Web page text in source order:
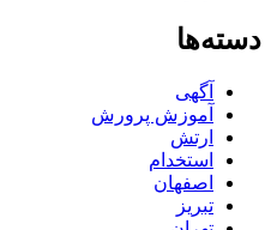
دسته‌ها
آگهی
آموزش پرورش
ارتش
استخدام
اصفهان
تبریز